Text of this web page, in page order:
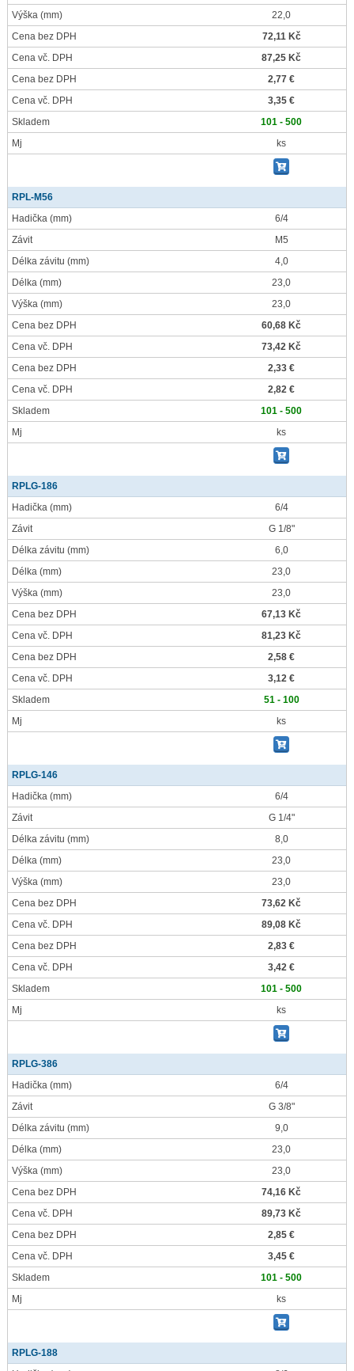
Výška (mm)
22,0
Cena bez DPH
72,11 Kč
Cena vč. DPH
87,25 Kč
Cena bez DPH
2,77 €
Cena vč. DPH
3,35 €
Skladem
101 - 500
Mj
ks
RPL-M56
Hadička (mm)
6/4
Závit
M5
Délka závitu (mm)
4,0
Délka (mm)
23,0
Výška (mm)
23,0
Cena bez DPH
60,68 Kč
Cena vč. DPH
73,42 Kč
Cena bez DPH
2,33 €
Cena vč. DPH
2,82 €
Skladem
101 - 500
Mj
ks
RPLG-186
Hadička (mm)
6/4
Závit
G 1/8"
Délka závitu (mm)
6,0
Délka (mm)
23,0
Výška (mm)
23,0
Cena bez DPH
67,13 Kč
Cena vč. DPH
81,23 Kč
Cena bez DPH
2,58 €
Cena vč. DPH
3,12 €
Skladem
51 - 100
Mj
ks
RPLG-146
Hadička (mm)
6/4
Závit
G 1/4"
Délka závitu (mm)
8,0
Délka (mm)
23,0
Výška (mm)
23,0
Cena bez DPH
73,62 Kč
Cena vč. DPH
89,08 Kč
Cena bez DPH
2,83 €
Cena vč. DPH
3,42 €
Skladem
101 - 500
Mj
ks
RPLG-386
Hadička (mm)
6/4
Závit
G 3/8"
Délka závitu (mm)
9,0
Délka (mm)
23,0
Výška (mm)
23,0
Cena bez DPH
74,16 Kč
Cena vč. DPH
89,73 Kč
Cena bez DPH
2,85 €
Cena vč. DPH
3,45 €
Skladem
101 - 500
Mj
ks
RPLG-188